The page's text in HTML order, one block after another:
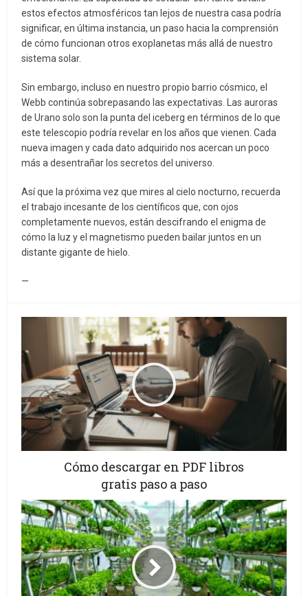
estos efectos atmosféricos tan lejos de nuestra casa podría
significar, en última instancia, un paso hacia la comprensión
de cómo funcionan otros exoplanetas más allá de nuestro
sistema solar.
Sin embargo, incluso en nuestro propio barrio cósmico, el
Webb continúa sobrepasando las expectativas. Las auroras
de Urano solo son la punta del iceberg en términos de lo que
este telescopio podría revelar en los años que vienen. Cada
nueva imagen y cada dato adquirido nos acercan un poco
más a desentrañar los secretos del universo.
Así que la próxima vez que mires al cielo nocturno, recuerda
el trabajo incesante de los científicos que, con ojos
completamente nuevos, están descifrando el enigma de
cómo la luz y el magnetismo pueden bailar juntos en un
distante gigante de hielo.
—
Cómo descargar en PDF libros
gratis paso a paso